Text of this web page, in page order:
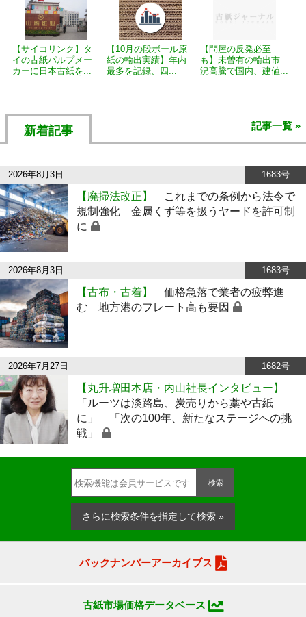
【サイコリンク】タ
イの古紙パルプメー
カーに日本古紙を...
【10月の段ボール原
紙の輸出実績】年内
最多を記録、四...
【問屋の反発必至
も】未曽有の輸出市
況高騰で国内、建値...
新着記事 記事一覧 »
2026年8月3日 1683号
【廃掃法改正】
これまでの条例から法令で
規制強化 金属くず等を扱うヤードを許可制
に
2026年8月3日 1683号
【古布・古着】
価格急落で業者の疲弊進
む 地方港のフレート高も要因
2026年7月27日 1682号
【丸升増田本店・内山社長インタビュー】
「ルーツは淡路島、炭売りから藁や古紙
に」 「次の100年、新たなステージへの挑
戦」
検索
さらに検索条件を指定して検索 »
バックナンバーアーカイブス
古紙市場価格データベース